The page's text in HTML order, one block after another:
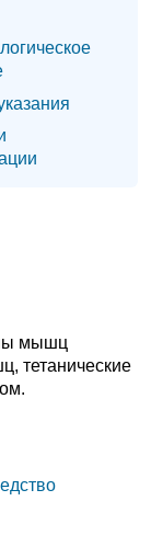
мышц
тетанические